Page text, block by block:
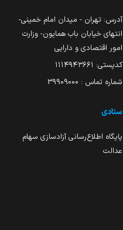
آدرس: تهران - میدان امام خمینی-
انتهای خیابان باب همایون- وزارت
امور اقتصادی و دارایی
کدپستی: ۱۱۱۴۹۴۳۶۶۱
شماره تماس : 39909000
ستادی
پایگاه اطلاع‌رسانی آزادسازی سهام
عدالت